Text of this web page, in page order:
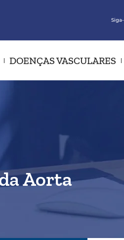
DOENÇAS VASCULARES
Aorta